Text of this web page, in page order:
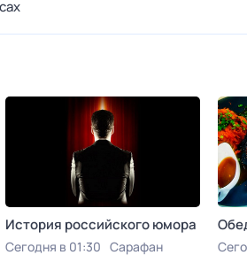
История российского юмора
Сегодня в 01:30 Сарафан